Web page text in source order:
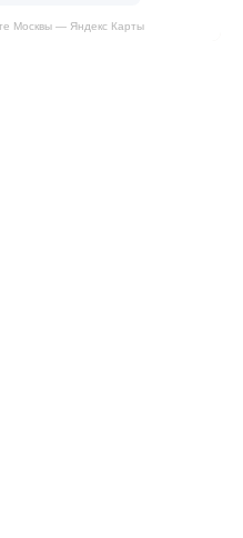
Москвы — Яндекс Карты